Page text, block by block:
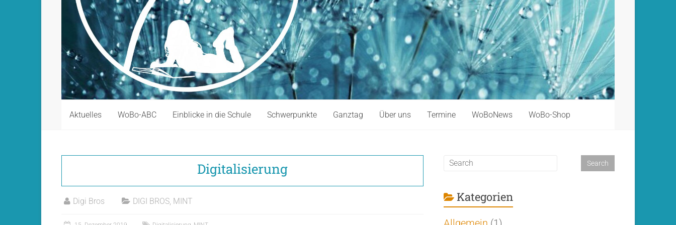
Aktuelles WoBo-ABC Einblicke in die Schule Schwerpunkte Ganztag Über uns Termine WoBoNews WoBo-Shop
Digitalisierung
Digi Bros DIGI BROS MINT Kategorien